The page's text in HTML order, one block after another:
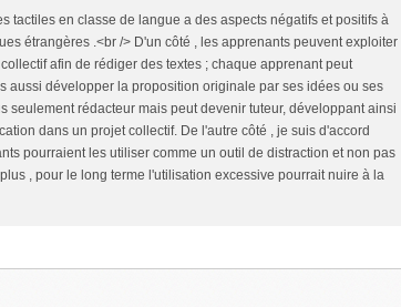
tactiles en classe de langue a des aspects négatifs et positifs à
étrangères .<br /> D'un côté , les apprenants peuvent exploiter
afin de rédiger des textes ; chaque apprenant peut
aussi développer la proposition originale par ses idées ou ses
seulement rédacteur mais peut devenir tuteur, développant ainsi
dans un projet collectif. De l'autre côté , je suis d'accord
pourraient les utiliser comme un outil de distraction et non pas
, pour le long terme l'utilisation excessive pourrait nuire à la